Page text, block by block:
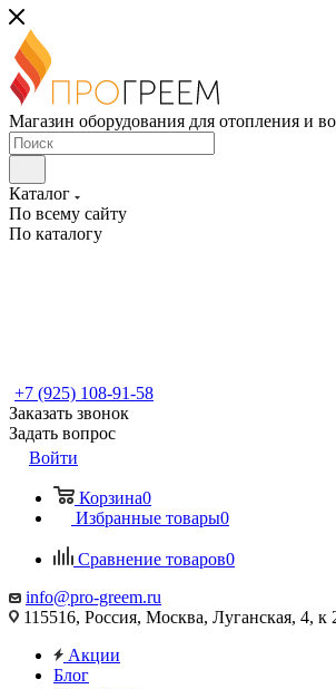
Магазин оборудования для отопления и
Каталог
По всему сайту
По каталогу
+7 (925) 108-91-58
Заказать звонок
Задать вопрос
Войти
Корзина0
Избранные товары0
Сравнение товаров0
info@pro-greem.ru
115516, Россия, Москва, Луганская, 4, к
Акции
Блог